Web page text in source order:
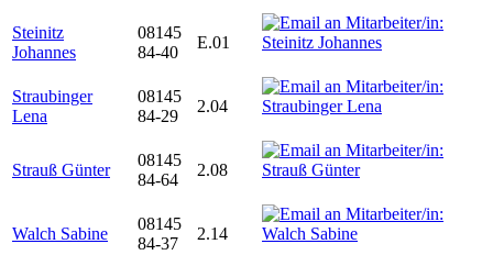
Steinitz
Johannes
08145
84-40
E.01
Straubinger
Lena
08145
84-29
2.04
Strauß Günter
08145
84-64
2.08
Walch Sabine
08145
84-37
2.14